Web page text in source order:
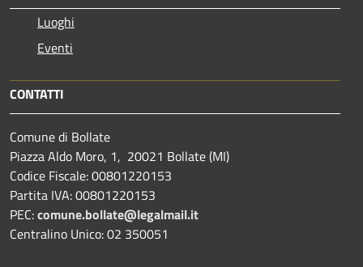
Luoghi
Eventi
CONTATTI
Comune di Bollate
Piazza Aldo Moro, 1, 20021 Bollate (MI)
Codice Fiscale: 00801220153
Partita IVA: 00801220153
PEC:comune.bollate@legalmail.it
Centralino Unico: 02 350051